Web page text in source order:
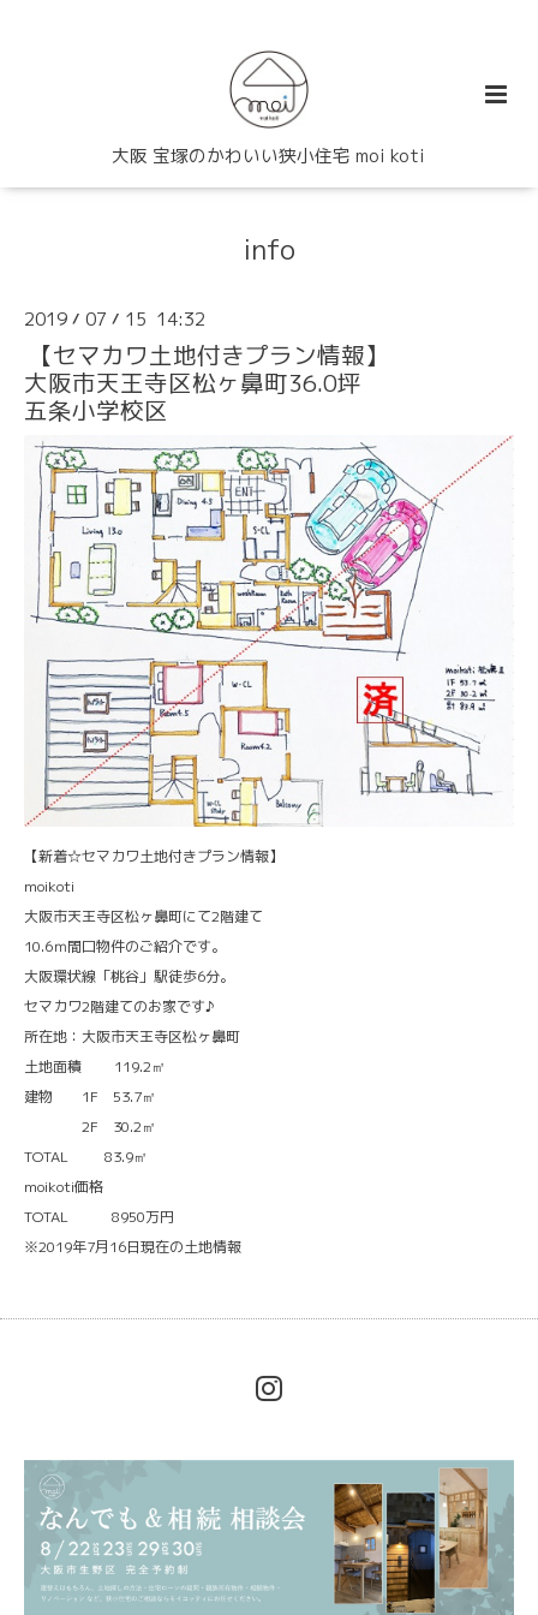
大阪 宝塚のかわいい狭小住宅 moi koti
info
2019 / 07 / 15 14:32
【セマカワ土地付きプラン情報】
大阪市天王寺区松ヶ鼻町36.0坪
五条小学校区
【新着☆セマカワ土地付きプラン情報】
moikoti
大阪市天王寺区松ヶ鼻町にて2階建て
10.6ｍ間口物件のご紹介です。
大阪環状線「桃谷」駅徒歩6分。
セマカワ2階建てのお家です♪
所在地：大阪市天王寺区松ヶ鼻町
土地面積 119.2㎡
建物 1F 53.7㎡
2F 30.2㎡
TOTAL 83.9㎡
moikoti価格
TOTAL 8950万円
※2019年7月16日現在の土地情報